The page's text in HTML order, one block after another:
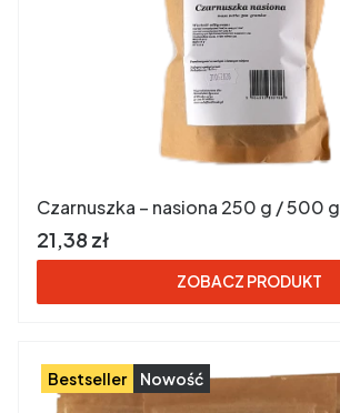
Czarnuszka – nasiona 250 g / 500 g
Cena brutto
21,38 zł
ZOBACZ PRODUKT
Bestseller Nowość